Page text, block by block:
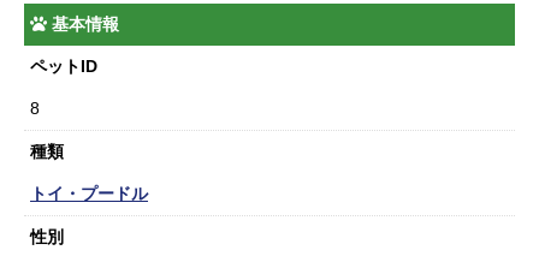
基本情報
ペットID
8
種類
トイ・プードル
性別